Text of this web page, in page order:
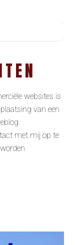
websites is
van een
met mij op te